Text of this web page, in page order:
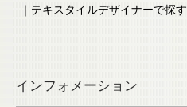
｜テキスタイルデザイナーで探す
インフォメーション